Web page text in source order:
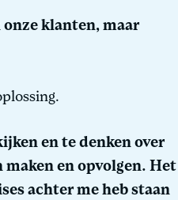
klanten, maar
en te denken over
en opvolgen. Het
achter me heb staan